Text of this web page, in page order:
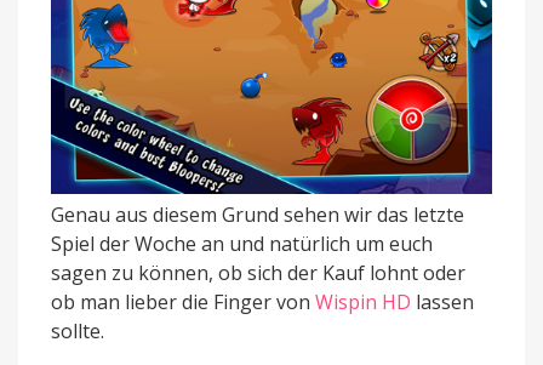
Genau aus diesem Grund sehen wir das letzte
Spiel der Woche an und natürlich um euch
sagen zu können, ob sich der Kauf lohnt oder
ob man lieber die Finger von Wispin HD lassen
sollte.